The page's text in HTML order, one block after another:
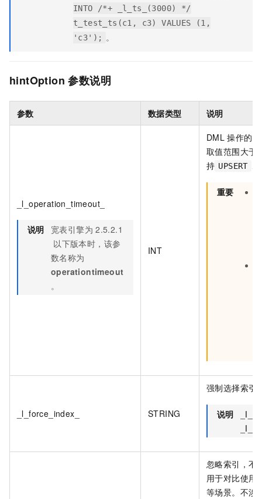
INTO /*+ _l_ts_(3000) */
t_test_ts(c1, c3) VALUES (1,
'c3');
。
hintOption 参数说明
参数 数据类型 说明
_l_operation_timeout_
说明 宽表引擎为 2.5.2.1
以下版本时，该参
数名称为
operationtimeout
。
INT
DML 操作的
取值范围大于
持 UPSERT
重要
_l_force_index_ STRING
强制选择索引
说明
忽略索引，不
用于对比使用
等场景。不涉